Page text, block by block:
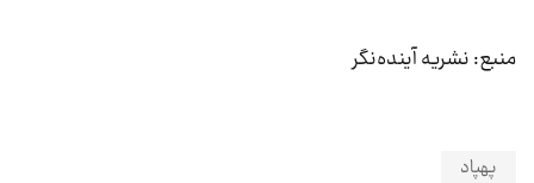
منبع: نشریه آینده‌نگر
پهپاد